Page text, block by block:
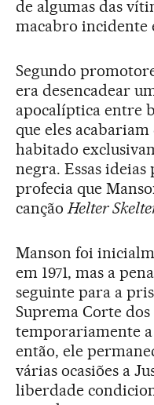
de algumas das
macabro incidente
Segundo
era desencadear
apocalíptica entre
que eles
habitado
negra. Essas
profecia que
canção Helter
Manson foi
em 1971, mas a
seguinte para a
Suprema Corte
temporariamente
então, ele
várias ocasiões a
liberdade